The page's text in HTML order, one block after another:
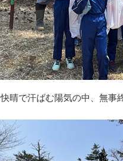
快晴で汗ばむ陽気の中、無事